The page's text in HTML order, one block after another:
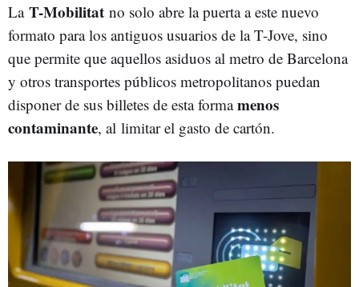
LaT-Mobilitat no solo abre la puerta a este nuevo
formato para los antiguos usuarios de la T-Jove, sino
que permite que aquellos asiduos al metro de Barcelona
y otros transportes públicos metropolitanos puedan
disponer de sus billetes de esta formamenos
contaminante, al limitar el gasto de cartón.